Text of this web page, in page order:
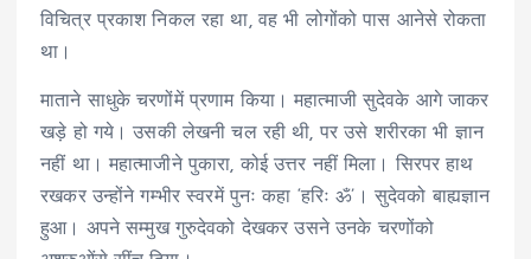
विचित्र प्रकाश निकल रहा था, वह भी लोगोंको पास आनेसे रोकता
था।
माताने साधुके चरणोंमें प्रणाम किया। महात्माजी सुदेवके आगे जाकर
खड़े हो गये। उसकी लेखनी चल रही थी, पर उसे शरीरका भी ज्ञान
नहीं था। महात्माजीने पुकारा, कोई उत्तर नहीं मिला। सिरपर हाथ
रखकर उन्होंने गम्भीर स्वरमें पुनः कहा ‘हरिः ॐ’। सुदेवको बाह्यज्ञान
हुआ। अपने सम्मुख गुरुदेवको देखकर उसने उनके चरणोंको